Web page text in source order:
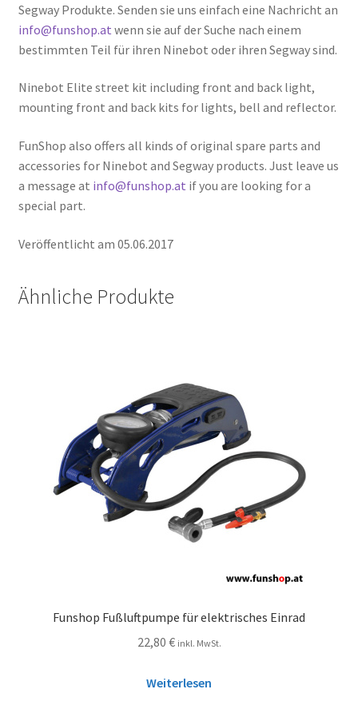
Segway Produkte. Senden sie uns einfach eine Nachricht an
info@funshop.at wenn sie auf der Suche nach einem
bestimmten Teil für ihren Ninebot oder ihren Segway sind.
Ninebot Elite street kit including front and back light,
mounting front and back kits for lights, bell and reflector.
FunShop also offers all kinds of original spare parts and
accessories for Ninebot and Segway products. Just leave us
a message at info@funshop.at if you are looking for a
special part.
Veröffentlicht am 05.06.2017
Ähnliche Produkte
Funshop Fußluftpumpe für elektrisches Einrad
22,80 € inkl. MwSt.
Weiterlesen